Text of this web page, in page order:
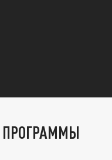
ПРОГРАММЫ